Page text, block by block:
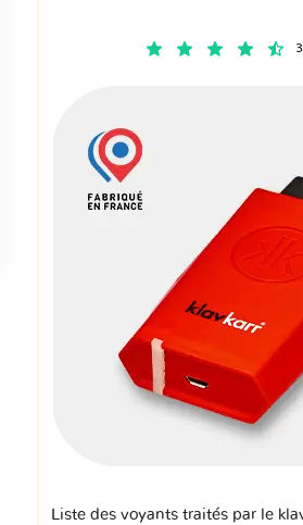
Liste des voyants traités par le